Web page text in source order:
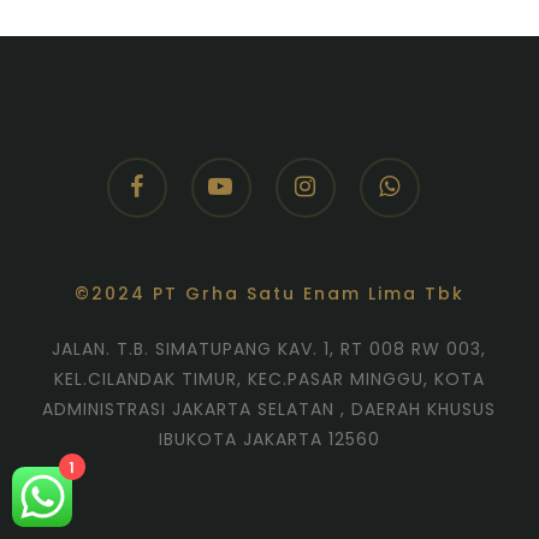
facebookyoutube instagramwhatsapp
©2024 PT Grha Satu Enam Lima Tbk
JALAN. T.B. SIMATUPANG KAV. 1, RT 008 RW 003,
KEL.CILANDAK TIMUR, KEC.PASAR MINGGU, KOTA
ADMINISTRASI JAKARTA SELATAN , DAERAH KHUSUS
IBUKOTA JAKARTA 12560
1